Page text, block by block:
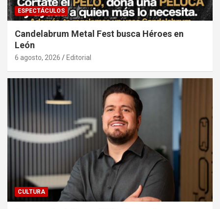
ESPECTÁCULOS
Candelabrum Metal Fest busca Héroes en
León
6 agosto, 2026 Editorial
CULTURA